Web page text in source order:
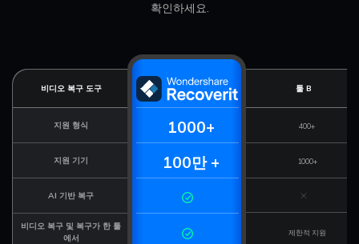
확인하세요.
비디오 복구 도구 툴 B
지원 형식 1000+ 400+
지원 기기 100만 + 1000+
AI 기반 복구
비디오 복구 및 복구가 한 툴
에서
제한적 지원